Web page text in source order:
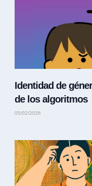
Identidad de
de los algoritmos
05/02/2026